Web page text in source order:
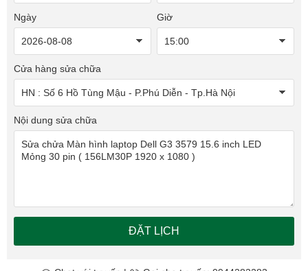
Ngày Giờ
Cửa hàng sửa chữa
Nội dung sửa chữa
ĐẶT LỊCH